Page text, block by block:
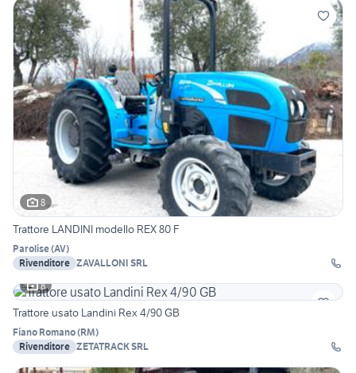
8
Trattore LANDINI modello REX 80 F
Parolise(AV)
Rivenditore ZAVALLONI SRL
8
Trattore usato Landini Rex 4/90 GB
Fiano Romano(RM)
Rivenditore ZETATRACK SRL